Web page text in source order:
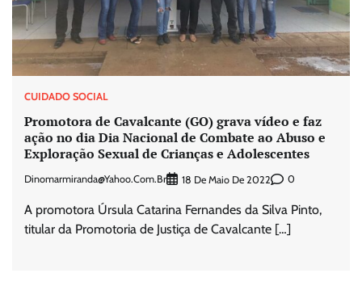
CUIDADO SOCIAL
Promotora de Cavalcante (GO) grava vídeo e faz
ação no dia Dia Nacional de Combate ao Abuso e
Exploração Sexual de Crianças e Adolescentes
Dinomarmiranda@yahoo.com.br 18 De Maio De 2022 0
A promotora Úrsula Catarina Fernandes da Silva Pinto,
titular da Promotoria de Justiça de Cavalcante […]